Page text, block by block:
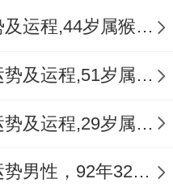
至是职业赛道的转
需小心维护，易生
1980属猴女2024年运势及运程,44岁属猴人2024全年每月运势女性如何
1973年属牛女2024年运势及运程,51岁属牛人2024全年每月运势女性如何
1995年属猪女2024年运势及运程,29岁属猪人2024全年每月运势女性如何
1992年属猴人2024年运势男性，92年32岁属猴男2024年每月运程怎么样